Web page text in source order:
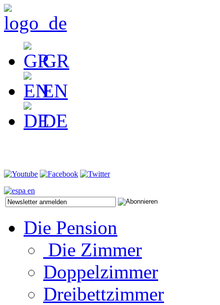
GR
EN
DE
Die Pension
Die Zimmer
Doppelzimmer
Dreibettzimmer